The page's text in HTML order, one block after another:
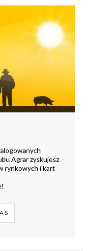
Agrar zyskujesz
rynkowych i kart